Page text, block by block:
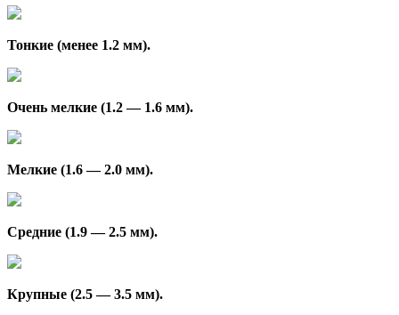
Тонкие (менее 1.2 мм).
Очень мелкие (1.2 — 1.6 мм).
Мелкие (1.6 — 2.0 мм).
Средние (1.9 — 2.5 мм).
Крупные (2.5 — 3.5 мм).